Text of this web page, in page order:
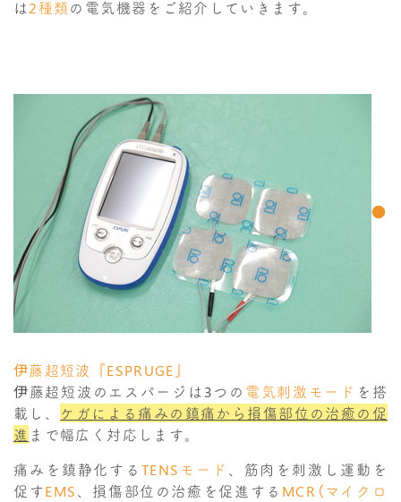
は2種類の電気機器をご紹介していきます。
●
伊藤超短波『ESPRUGE』
伊藤超短波のエスパージは3つの 電気刺激モード を搭
載し、 ケガによる痛みの鎮痛から損傷部位の治癒の促
進 まで幅広く対応します。
痛みを鎮静化するTENSモード 、筋肉を刺激し運動を
促すEMS、損傷部位の治癒を促進する MCR（マイクロ